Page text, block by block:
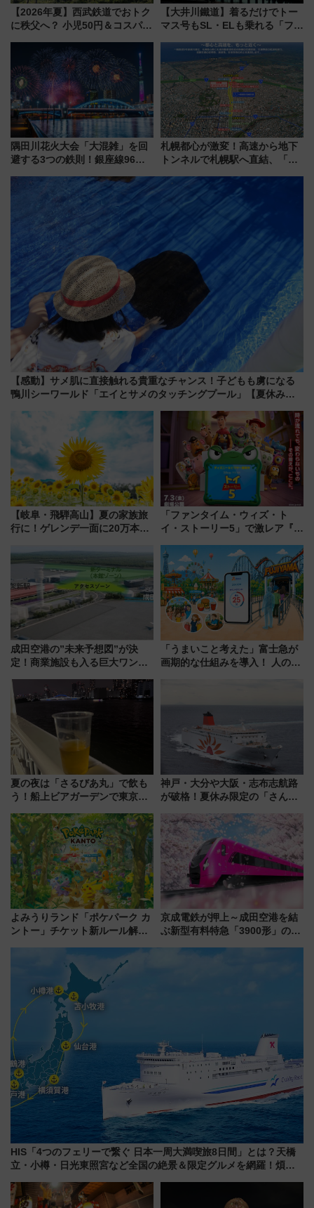
【2026年夏】西武鉄道でおトク
に秩父へ？ 小児50円＆コスパ最
族旅行！ 深夜の正丸トンネル探
検や特急ラビューも
【大井川鐵道】着るだけでトー
マス号もSL・ELも乗れる「フリ
受注販売
隅田川花火大会「大混雑」を回
避する3つの鉄則！銀座線96本
ツリー駅の規制まとめ 7/25開催
（2026年）
札幌都心が激変！高速から地下
トンネルで札幌駅へ直結、「創
から本格着工、延長4.8km整備
事業の全貌
【感動】サメ肌に直接触れる貴重なチャンス！子どもも虜になる
鴨川シーワールド「エイとサメのタッチングプール」【夏休み限
【岐阜・飛騨高山】夏の家族旅
行に！ゲレンデ一面に20万本の
アひまわり園」開園
「ファンタイム・ウィズ・ト
イ・ストーリー5」で激レア『ロ
デコレーションも徹底解説
成田空港の”未来予想図”が決
定！商業施設も入る巨大ワンタ
で新型特急が品川･羽田とを結
ぶ！ JR空港駅は2面3線化！
「うまいこと考えた」富士急が
画期的な仕組みを導入！ 人のか
夏の夜は「さるびあ丸」で飲も
う！船上ビアガーデンで東京湾
杯……工場直送生ビールや島グ
ルメが美味い
神戸・大分や大阪・志布志航路
が破格！夏休み限定の「さんふ
ート 夕朝食ビュッフェ付きで
快適な船旅はいかが？
よみうりランド「ポケパーク カ
ントー」チケット新ルール解
本人確認が11月スタート
京成電鉄が押上～成田空港を結
ぶ新型有料特急「3900形」のコ
HIS「4つのフェリーで繋ぐ 日本一周大満喫旅8日間」とは？天橋
立・小樽・日光東照宮など全国の絶景＆限定グルメを網羅！煩雑